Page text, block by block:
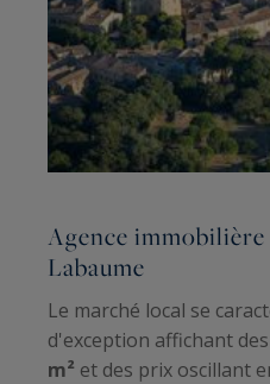
Agence
Labaume
Le marché local se
d'exception affichant
m² et des prix oscillant